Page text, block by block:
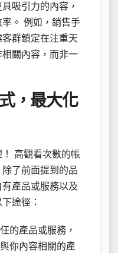
吸引力的內容，
。 例如，銷售手
群鎖定在注重天
關內容，而非一
，最大化
高觀看次數的帳
了前面提到的品
產品或服務以及
途徑：
的產品或服務，
你內容相關的產